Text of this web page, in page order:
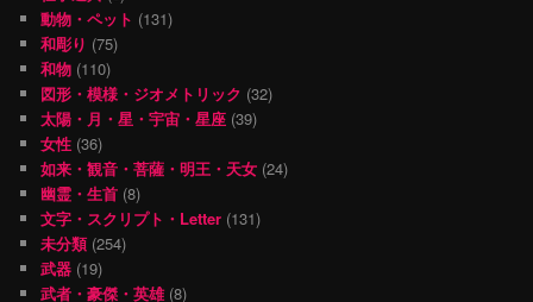
動物・ペット (131)
和彫り (75)
和物 (110)
図形・模様・ジオメトリック (32)
太陽・月・星・宇宙・星座 (39)
女性 (36)
如来・観音・菩薩・明王・天女 (24)
幽霊・生首 (8)
文字・スクリプト・Letter (131)
未分類(254)
武器 (19)
武者・豪傑・英雄(8)